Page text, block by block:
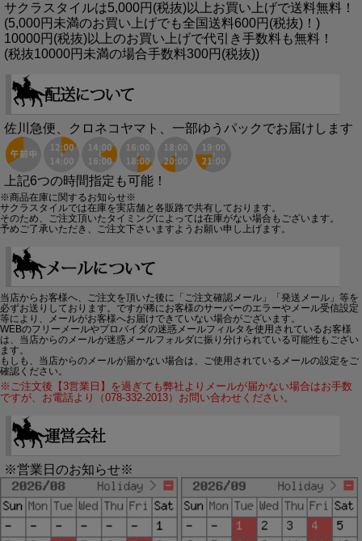
サクラスタイルは5,000円(税抜)以上お買い上げで送料無料！
(5,000円未満のお買い上げでも全国送料600円(税抜)！)
10000円(税抜)以上のお買い上げで代引き手数料も無料！
(税抜10000円未満の場合手数料300円(税抜))
佐川急便、クロネコヤマト、一部ゆうパックでお届けします
上記6つの時間指定も可能！
※商品在庫に関するお知らせ※
サクラスタイルでは在庫を実店舗と各販路で共有しております。
そのため、ご注文頂いたタイミングによっては在庫がない場合もございます。
予めご了承いただき、ご注文下さいますようお願い申し上げます。
当店からお客様へ、ご注文を頂いた後に「ご注文確認メール」「発送メール」等を
必ずお送りしております。ですが稀にお客様のサーバーのエラーやメール受信設定
等により、メールがお客様へお届けできていない場合がございます。
WEBのフリーメールやプロバイダの迷惑メールフィルタを使用されているお客様
は、当店からのメールが迷惑メールフォルダに振り分けられている可能性もござい
ます。
もしも、当店からのメールが届かない場合は、ご使用されているメールの設定をご
確認ください。
※ご注文後【3営業日】を過ぎても弊社よりメールが届かない場合はお手数
ですが、お電話より（078-332-2013）お問い合わせください。
※営業日のお知らせ※